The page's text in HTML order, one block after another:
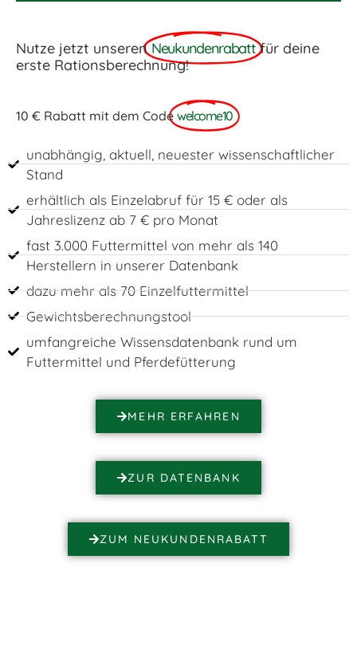
Nutze jetzt unseren Neukundenrabatt für deine
erste Rationsberechnung!
10 € Rabatt mit dem Code welcome10
unabhängig, aktuell, neuester wissenschaftlicher
Stand
erhältlich als Einzelabruf für 15 € oder als
Jahreslizenz ab 7 € pro Monat
fast 3.000 Futtermittel von mehr als 140
Herstellern in unserer Datenbank
dazu mehr als 70 Einzelfuttermittel
Gewichtsberechnungstool
umfangreiche Wissensdatenbank rund um
Futtermittel und Pferdefütterung
MEHR ERFAHREN
ZUR DATENBANK
ZUM NEUKUNDENRABATT